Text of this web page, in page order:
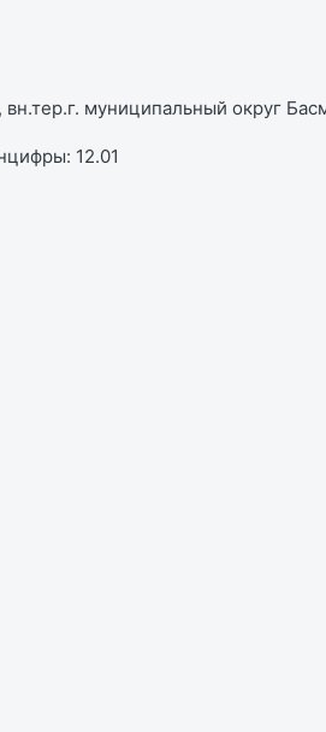
муниципальный округ
12.01